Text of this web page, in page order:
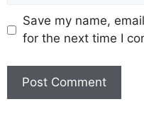
Save my name,
for the next time I